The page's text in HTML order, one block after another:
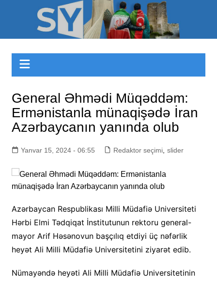
Sizinyol.org
General Əhmədi Müqəddəm:
Ermənistanla münaqişədə İran
Azərbaycanın yanında olub
Yanvar 15, 2024 - 06:55 Redaktor seçimi, slider
Azərbaycan Respublikası Milli Müdafiə Universiteti
Hərbi Elmi Tədqiqat İnstitutunun rektoru general-
mayor Arif Həsənovun başçılıq etdiyi üç nəfərlik
heyət Ali Milli Müdafiə Universitetini ziyarət edib.
Nümayəndə heyəti Ali Milli Müdafiə Universitetinin